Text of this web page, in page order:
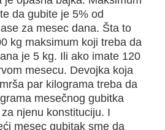
da gubite je 5% od
za mesec dana. Šta to
kg maksimum koji treba da
je 5 kg. Ili ako imate 120
mesecu. Devojka koja
par kilograma treba da
mesečnog gubitka
njenu konstituciju. I
mesec gubitak sme da